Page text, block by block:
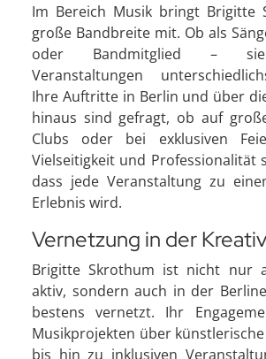
Im Bereich Musik bringt Brigitte
große Bandbreite mit. Ob als
oder Bandmitglied –
Veranstaltungen
Ihre Auftritte in Berlin und über
hinaus sind gefragt, ob auf
Clubs oder bei exklusiven
Vielseitigkeit und Professionalität
dass jede Veranstaltung zu
Erlebnis wird.
Vernetzung in der
Brigitte Skrothum ist nicht nur
aktiv, sondern auch in der
bestens vernetzt. Ihr
Musikprojekten über
bis hin zu inklusiven